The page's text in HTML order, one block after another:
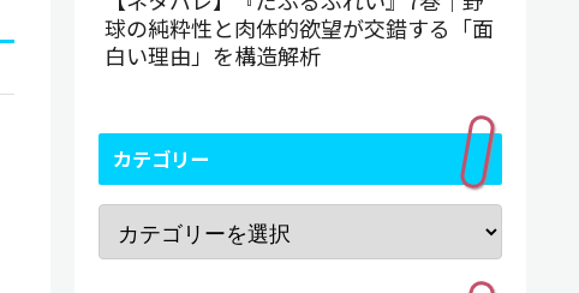
球の純粋性と肉体的欲望が交錯する「面
白い理由」を構造解析
カテゴリー